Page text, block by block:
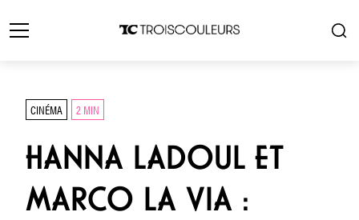
CINÉMA 2 MIN
HANNA LADOUL ET
MARCO LA VIA :